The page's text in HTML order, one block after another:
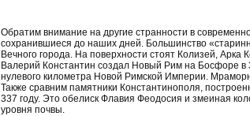
Обратим внимание на другие странности в
сохранившиеся до наших дней. Большинство
Вечного города. На поверхности стоят Колизей,
Валерий Константин создал Новый Рим на Босфоре в
нулевого километра Новой Римской Империи.
Также сравним памятники Константинополя,
337 году. Это обелиск Флавия Феодосия и змеиная
уровня почвы.